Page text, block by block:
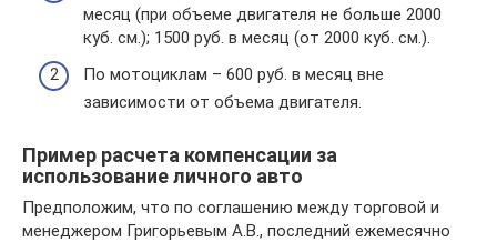
месяц (при объеме двигателя не больше 2000
куб. см.); 1500 руб. в месяц (от 2000 куб. см.).
По мотоциклам – 600 руб. в месяц вне
зависимости от объема двигателя.
Пример расчета компенсации за
использование личного авто
Предположим, что по соглашению между торговой и
менеджером Григорьевым А.В., последний ежемесячно